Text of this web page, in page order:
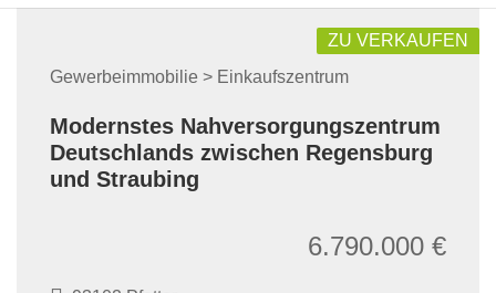
Gewerbeimmobilie > Einkaufszentrum
ZU VERKAUFEN
Modernstes Nahversorgungszentrum
Deutschlands zwischen Regensburg
und Straubing
6.790.000 €